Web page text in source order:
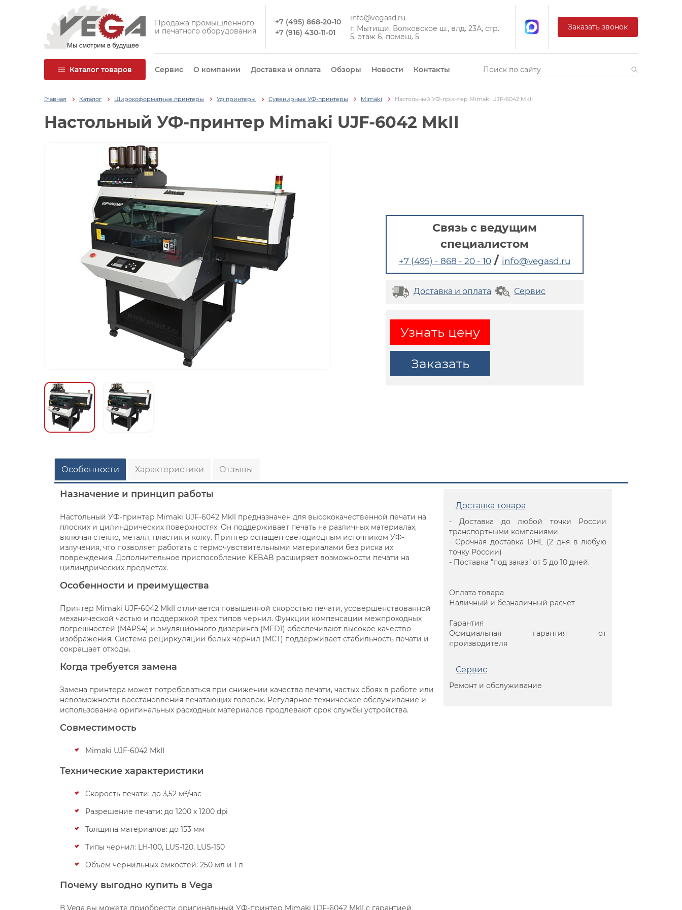
Продажа промышленного
и печатного оборудования
+7 (495) 868-20-10
+7 (916) 430-11-01
info@vegasd.ru
г. Мытищи, Волковское ш., влд. 23А, стр.
5, этаж 6, помещ. 5
Заказать звонок
Каталог товаров Сервис О компании Доставка и оплата Обзоры Новости Контакты
Главная Каталог Широкоформатные принтеры Уф принтеры Сувенирные УФ-принтеры Mimaki Настольный УФ-принтер Mimaki UJF-6042 MkII
Настольный УФ-принтер Mimaki UJF-6042 MkII
Связь с ведущим
специалистом
+7 (495) - 868 - 20 - 10/ info@vegasd.ru
Доставка и оплата Сервис
Узнать цену
Заказать
Особенности
Назначение и принцип работы
Настольный УФ-принтер Mimaki UJF-6042 MkII предназначен для высококачественной печати на
плоских и цилиндрических поверхностях. Он поддерживает печать на различных материалах,
включая стекло, металл, пластик и кожу. Принтер оснащен светодиодным источником УФ-
излучения, что позволяет работать с термочувствительными материалами без риска их
повреждения. Дополнительное приспособление KEBAB расширяет возможности печати на
цилиндрических предметах.
Особенности и преимущества
Принтер Mimaki UJF-6042 MkII отличается повышенной скоростью печати, усовершенствованной
механической частью и поддержкой трех типов чернил. Функции компенсации межпроходных
погрешностей (MAPS4) и эмуляционного дизеринга (MFD1) обеспечивают высокое качество
изображения. Система рециркуляции белых чернил (MCT) поддерживает стабильность печати и
сокращает отходы.
Когда требуется замена
Замена принтера может потребоваться при снижении качества печати, частых сбоях в работе или
невозможности восстановления печатающих головок. Регулярное техническое обслуживание и
использование оригинальных расходных материалов продлевают срок службы устройства.
Совместимость
Mimaki UJF-6042 MkII
Технические характеристики
Скорость печати: до 3,52 м²/час
Разрешение печати: до 1200 x 1200 dpi
Толщина материалов: до 153 мм
Типы чернил: LH-100, LUS-120, LUS-150
Объем чернильных емкостей: 250 мл и 1 л
Почему выгодно купить в Vega
В Vega вы можете приобрести оригинальный УФ-принтер Mimaki UJF-6042 MkII с гарантией
Доставка товара
- Доставка до любой точки России
транспортными компаниями
- Срочная доставка DHL (2 дня в любую
точку России)
- Поставка "под заказ" от 5 до 10 дней.
Оплата товара
Наличный и безналичный расчет
Гарантия
Официальная гарантия от
производителя
Сервис
Ремонт и обслуживание
Характеристики Отзывы